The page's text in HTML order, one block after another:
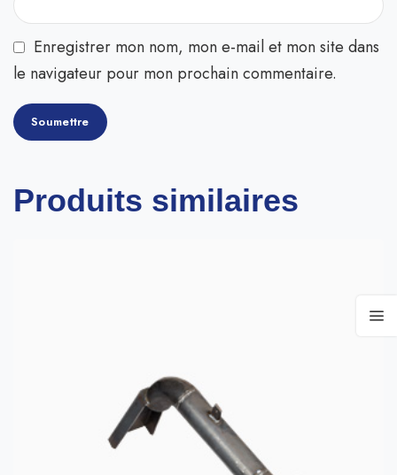
Enregistrer mon nom, mon e-mail et mon site dans
le navigateur pour mon prochain commentaire.
Produits similaires